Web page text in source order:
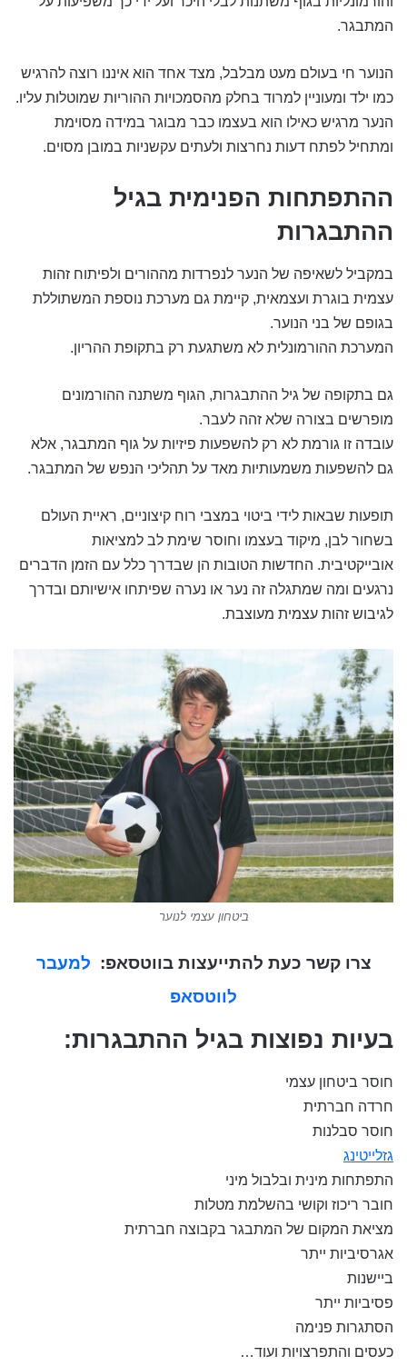
המתבגר.
הנוער חי בעולם מעט מבלבל, מצד אחד הוא איננו רוצה להרגיש
כמו ילד ומעוניין למרוד בחלק מהסמכויות ההוריות שמוטלות עליו.
הנער מרגיש כאילו הוא בעצמו כבר מבוגר במידה מסוימת
ומתחיל לפתח דעות נחרצות ולעתים עקשניות במובן מסוים.
ההתפתחות הפנימית בגיל
ההתבגרות
במקביל לשאיפה של הנער לנפרדות מההורים ולפיתוח זהות
עצמית בוגרת ועצמאית, קיימת גם מערכת נוספת המשתוללת
בגופם של בני הנוער.
המערכת ההורמונלית לא משתגעת רק בתקופת ההריון.
גם בתקופה של גיל ההתבגרות, הגוף משתנה ההורמונים
מופרשים בצורה שלא זהה לעבר.
עובדה זו גורמת לא רק להשפעות פיזיות על גוף המתבגר, אלא
גם להשפעות משמעותיות מאד על תהליכי הנפש של המתבגר.
תופעות שבאות לידי ביטוי במצבי רוח קיצוניים, ראיית העולם
בשחור לבן, מיקוד בעצמו וחוסר שימת לב למציאות
אובייקטיבית. החדשות הטובות הן שבדרך כלל עם הזמן הדברים
נרגעים ומה שמתגלה זה נער או נערה שפיתחו אישיותם ובדרך
לגיבוש זהות עצמית מעוצבת.
ביטחון עצמי לנוער
צרו קשר כעת להתייעצות בווטסאפ: למעבר
לווטסאפ
בעיות נפוצות בגיל ההתבגרות:
חוסר ביטחון עצמי
חרדה חברתית
חוסר סבלנות
גזלייטינג
התפתחות מינית ובלבול מיני
חובר ריכוז וקושי בהשלמת מטלות
מציאת המקום של המתבגר בקבוצה חברתית
אגרסיביות ייתר
ביישנות
פסיביות ייתר
הסתגרות פנימה
כעסים והתפרצויות ועוד…